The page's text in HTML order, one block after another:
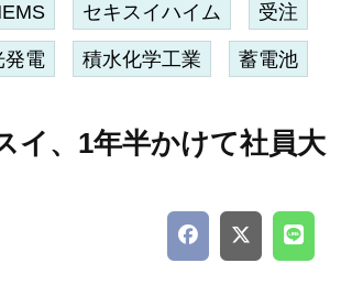
セキスイハイム 受注
発電 積水化学工業 蓄電池
イ、1年半かけて社員大